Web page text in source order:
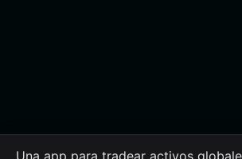
Una app para tradear activos